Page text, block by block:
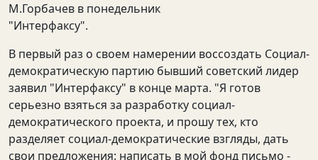
М.Горбачев в понедельник
"Интерфаксу".
В первый раз о своем намерении воссоздать Социал-
демократическую партию бывший советский лидер
заявил "Интерфаксу" в конце марта. "Я готов
серьезно взяться за разработку социал-
демократического проекта, и прошу тех, кто
разделяет социал-демократические взгляды, дать
свои предложения: написать в мой фонд письмо -